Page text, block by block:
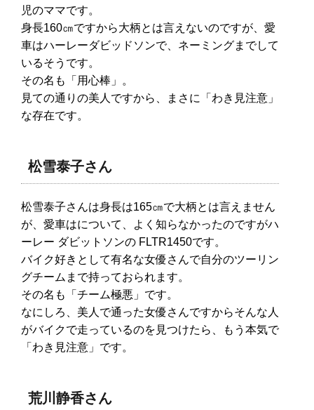
児のママです。
身長160㎝ですから大柄とは言えないのですが、愛
車はハーレーダビッドソンで、ネーミングまでして
いるそうです。
その名も「用心棒」。
見ての通りの美人ですから、まさに「わき見注意」
な存在です。
松雪泰子さん
松雪泰子さんは身長は165㎝で大柄とは言えません
が、愛車はについて、よく知らなかったのですがハ
ーレー ダビットソンの FLTR1450です。
バイク好きとして有名な女優さんで自分のツーリン
グチームまで持っておられます。
その名も「チーム極悪」です。
なにしろ、美人で通った女優さんですからそんな人
がバイクで走っているのを見つけたら、もう本気で
「わき見注意」です。
荒川静香さん